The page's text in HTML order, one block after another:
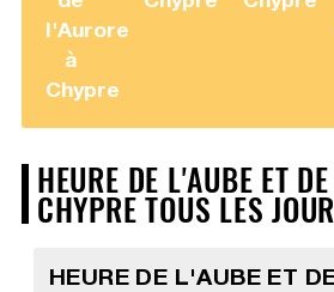
l'Aurore
à
Chypre
HEURE DE L'AUBE ET
CHYPRE TOUS LES
HEURE DE L'AUBE ET